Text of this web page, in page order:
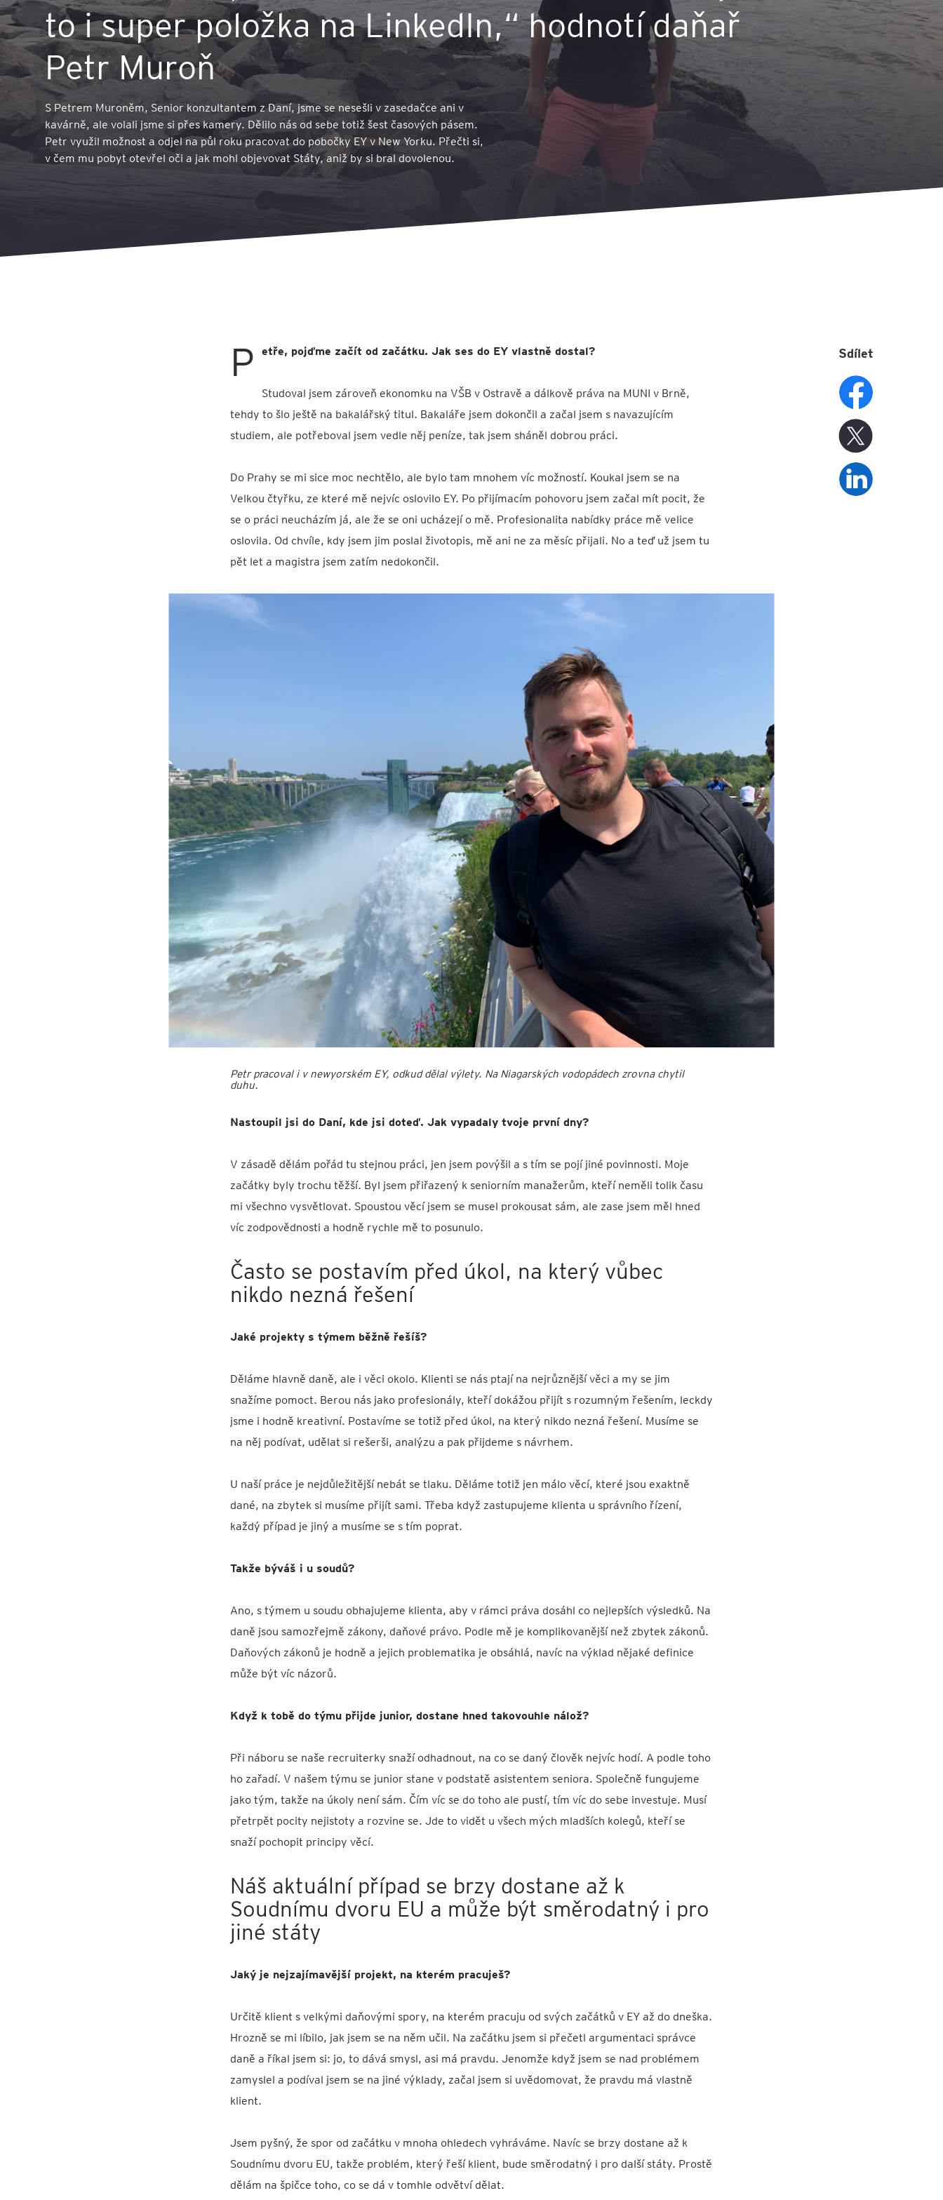
to i super položka na LinkedIn,“ hodnotí daňař
Petr Muroň
S Petrem Muroněm, Senior konzultantem z Daní, jsme se nesešli v zasedačce ani v
kavárně, ale volali jsme si přes kamery. Dělilo nás od sebe totiž šest časových pásem.
Petr využil možnost a odjel na půl roku pracovat do pobočky EY v New Yorku. Přečti si,
v čem mu pobyt otevřel oči a jak mohl objevovat Státy, aniž by si bral dovolenou.
P etře, pojďme začít od začátku. Jak ses do EY vlastně dostal?
Studoval jsem zároveň ekonomku na VŠB v Ostravě a dálkově práva na MUNI v Brně,
tehdy to šlo ještě na bakalářský titul. Bakaláře jsem dokončil a začal jsem s navazujícím
studiem, ale potřeboval jsem vedle něj peníze, tak jsem sháněl dobrou práci.
Do Prahy se mi sice moc nechtělo, ale bylo tam mnohem víc možností. Koukal jsem se na
Velkou čtyřku, ze které mě nejvíc oslovilo EY. Po přijímacím pohovoru jsem začal mít pocit, že
se o práci neucházím já, ale že se oni ucházejí o mě. Profesionalita nabídky práce mě velice
oslovila. Od chvíle, kdy jsem jim poslal životopis, mě ani ne za měsíc přijali. No a teď už jsem tu
pět let a magistra jsem zatím nedokončil.
Petr pracoval i v newyorském EY, odkud dělal výlety. Na Niagarských vodopádech zrovna chytil
duhu.
Nastoupil jsi do Daní, kde jsi doteď. Jak vypadaly tvoje první dny?
V zásadě dělám pořád tu stejnou práci, jen jsem povýšil a s tím se pojí jiné povinnosti. Moje
začátky byly trochu těžší. Byl jsem přiřazený k seniorním manažerům, kteří neměli tolik času
mi všechno vysvětlovat. Spoustou věcí jsem se musel prokousat sám, ale zase jsem měl hned
víc zodpovědnosti a hodně rychle mě to posunulo.
Často se postavím před úkol, na který vůbec
nikdo nezná řešení
Jaké projekty s týmem běžně řešíš?
Děláme hlavně daně, ale i věci okolo. Klienti se nás ptají na nejrůznější věci a my se jim
snažíme pomoct. Berou nás jako profesionály, kteří dokážou přijít s rozumným řešením, leckdy
jsme i hodně kreativní. Postavíme se totiž před úkol, na který nikdo nezná řešení. Musíme se
na něj podívat, udělat si rešerši, analýzu a pak přijdeme s návrhem.
U naší práce je nejdůležitější nebát se tlaku. Děláme totiž jen málo věcí, které jsou exaktně
dané, na zbytek si musíme přijít sami. Třeba když zastupujeme klienta u správního řízení,
každý případ je jiný a musíme se s tím poprat.
Takže býváš i u soudů?
Ano, s týmem u soudu obhajujeme klienta, aby v rámci práva dosáhl co nejlepších výsledků. Na
daně jsou samozřejmě zákony, daňové právo. Podle mě je komplikovanější než zbytek zákonů.
Daňových zákonů je hodně a jejich problematika je obsáhlá, navíc na výklad nějaké definice
může být víc názorů.
Když k tobě do týmu přijde junior, dostane hned takovouhle nálož?
Při náboru se naše recruiterky snaží odhadnout, na co se daný člověk nejvíc hodí. A podle toho
ho zařadí. V našem týmu se junior stane v podstatě asistentem seniora. Společně fungujeme
jako tým, takže na úkoly není sám. Čím víc se do toho ale pustí, tím víc do sebe investuje. Musí
přetrpět pocity nejistoty a rozvine se. Jde to vidět u všech mých mladších kolegů, kteří se
snaží pochopit principy věcí.
Náš aktuální případ se brzy dostane až k
Soudnímu dvoru EU a může být směrodatný i pro
jiné státy
Jaký je nejzajímavější projekt, na kterém pracuješ?
Určitě klient s velkými daňovými spory, na kterém pracuju od svých začátků v EY až do dneška.
Hrozně se mi líbilo, jak jsem se na něm učil. Na začátku jsem si přečetl argumentaci správce
daně a říkal jsem si: jo, to dává smysl, asi má pravdu. Jenomže když jsem se nad problémem
zamyslel a podíval jsem se na jiné výklady, začal jsem si uvědomovat, že pravdu má vlastně
klient.
Jsem pyšný, že spor od začátku v mnoha ohledech vyhráváme. Navíc se brzy dostane až k
Soudnímu dvoru EU, takže problém, který řeší klient, bude směrodatný i pro další státy. Prostě
dělám na špičce toho, co se dá v tomhle odvětví dělat.
Sdílet